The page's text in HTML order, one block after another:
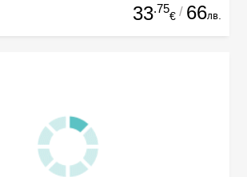
33.75
€ / 66лв.